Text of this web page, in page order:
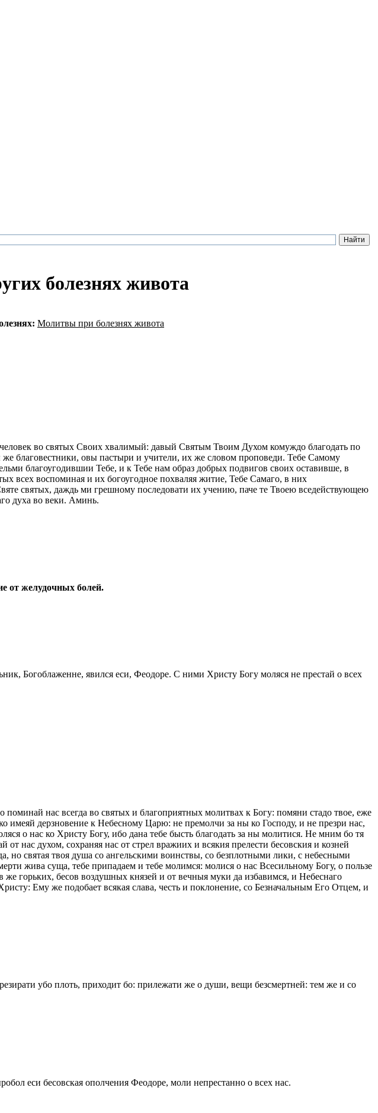
болезнях живота
Молитвы при болезнях живота
во святых Своих хвалимый: давый Святым Твоим Духом комуждо благодать по
благовестники, овы пастыри и учители, их же словом проповеди. Тебе Самому
благоугодившии Тебе, и к Тебе нам образ добрых подвигов своих оставивше, в
всех воспоминая и их богоугодное похваляя житие, Тебе Самаго, в них
святых, даждь ми грешному последовати их учению, паче те Твоею вседействующею
духа во веки. Аминь.
от желудочных болей.
Богоблаженне, явился еси, Феодоре. С ними Христу Богу моляся не престай о всех
нас всегда во святых и благоприятных молитвах к Богу: помяни стадо твое, еже
имеяй дерзновение к Небесному Царю: не премолчи за ны ко Господу, и не презри нас,
о нас ко Христу Богу, ибо дана тебе бысть благодать за ны молитися. Не мним бо тя
нас духом, сохраняя нас от стрел вражиих и всякия прелести бесовския и козней
святая твоя душа со ангельскими воинствы, со безплотными лики, с небесными
жива суща, тебе припадаем и тебе молимся: молися о нас Всесильному Богу, о пользе
горьких, бесов воздушных князей и от вечныя муки да избавимся, и Небеснаго
Ему же подобает всякая слава, честь и поклонение, со Безначальным Его Отцем, и
убо плоть, приходит бо: прилежати же о души, вещи безсмертней: тем же и со
еси бесовская ополчения Феодоре, моли непрестанно о всех нас.